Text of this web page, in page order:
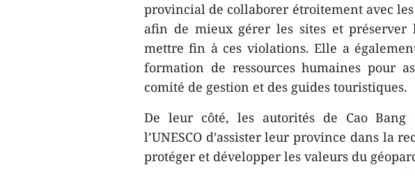
provincial de collaborer étroitement avec
afin de mieux gérer les sites et
mettre fin à ces violations. Elle a
formation de ressources humaines pour
comité de gestion et des guides touristiques.
De leur côté, les autorités de Cao
l’UNESCO d’assister leur province dans la
protéger et développer les valeurs du